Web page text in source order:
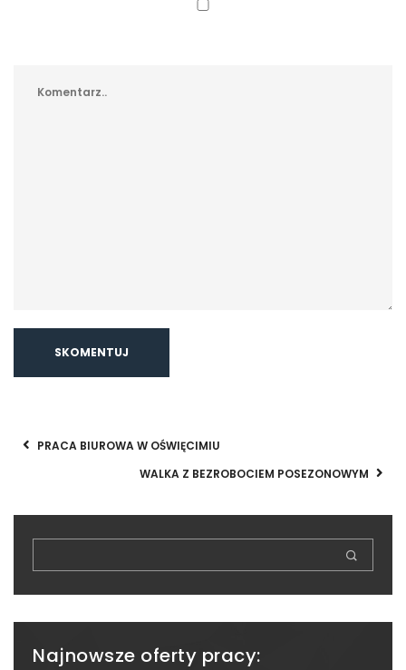
PRACA BIUROWA W OŚWIĘCIMIU
WALKA Z BEZROBOCIEM POSEZONOWYM
Najnowsze oferty pracy: